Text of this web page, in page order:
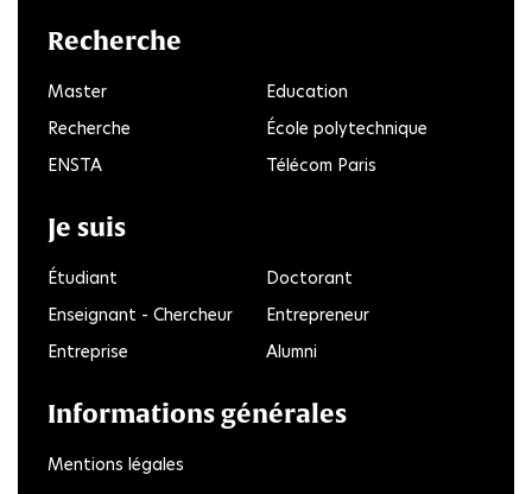
Recherche
Master
Education
Recherche
École polytechnique
ENSTA
Télécom Paris
Je suis
Étudiant
Doctorant
Enseignant - Chercheur
Entrepreneur
Entreprise
Alumni
Informations générales
Mentions légales